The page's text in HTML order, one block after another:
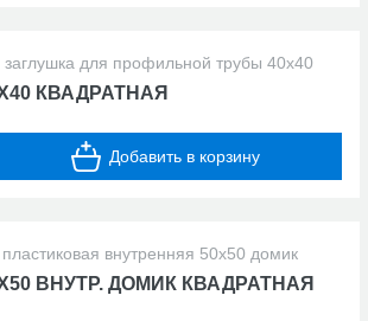
КВАДРАТНАЯ
Добавить в корзину
ВНУТР. ДОМИК КВАДРАТНАЯ